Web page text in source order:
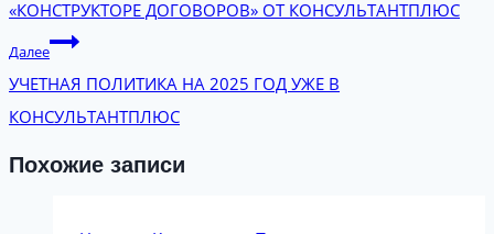
«КОНСТРУКТОРЕ ДОГОВОРОВ» ОТ КОНСУЛЬТАНТПЛЮС
Далее
УЧЕТНАЯ ПОЛИТИКА НА 2025 ГОД УЖЕ В
КОНСУЛЬТАНТПЛЮС
Похожие записи